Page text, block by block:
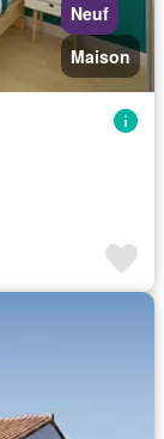
Neuf
Maison